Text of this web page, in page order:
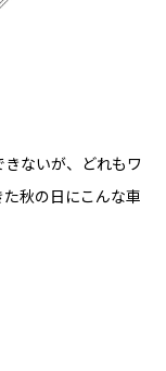
ないが、どれもワ
秋の日にこんな車